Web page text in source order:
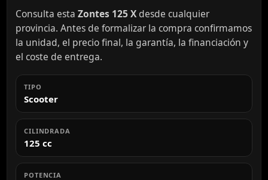
Consulta esta Zontes 125 X desde cualquier
provincia. Antes de formalizar la compra confirmamos
la unidad, el precio final, la garantía, la financiación y
el coste de entrega.
TIPO
Scooter
CILINDRADA
125 cc
POTENCIA